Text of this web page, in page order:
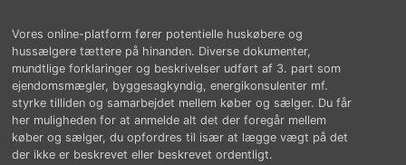
Vores online-platform fører potentielle huskøbere og
hussælgere tættere på hinanden. Diverse dokumenter,
mundtlige forklaringer og beskrivelser udført af 3. part som
ejendomsmægler, byggesagkyndig, energikonsulenter mf.
styrke tilliden og samarbejdet mellem køber og sælger. Du får
her muligheden for at anmelde alt det der foregår mellem
køber og sælger, du opfordres til især at lægge vægt på det
der ikke er beskrevet eller beskrevet ordentligt.